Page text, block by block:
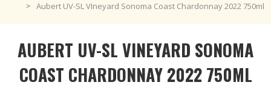
Aubert UV-SL VIneyard Sonoma Coast Chardonnay 2022 750ml
AUBERT UV-SL VINEYARD SONOMA
COAST CHARDONNAY 2022 750ML